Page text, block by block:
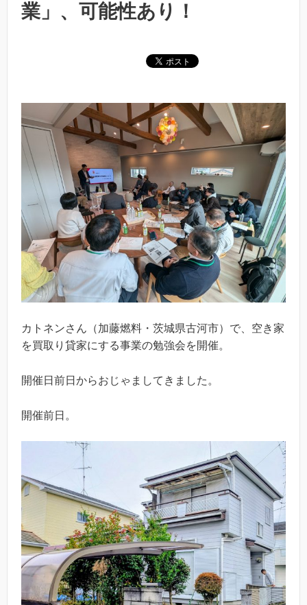
業」、可能性あり！
カトネンさん（加藤燃料・茨城県古河市）で、空き家
を買取り貸家にする事業の勉強会を開催。
開催日前日からおじゃましてきました。
開催前日。